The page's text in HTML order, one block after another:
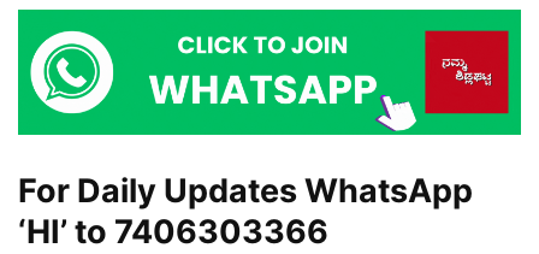
For Daily Updates WhatsApp
‘HI’ to 7406303366